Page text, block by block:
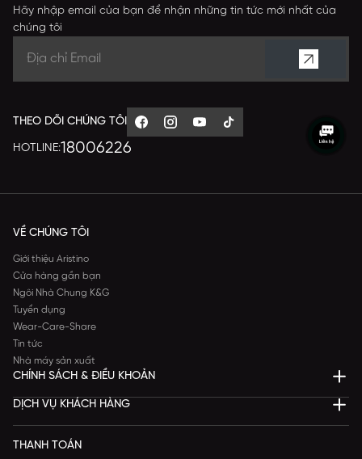
Hãy nhập email của bạn để nhận những tin tức mới nhất của
chúng tôi
THEO DÕI CHÚNG TÔI
HOTLINE:18006226
VỀ CHÚNG TÔI
Giới thiệu Aristino
Cửa hàng gần bạn
Ngôi Nhà Chung K&G
Tuyển dụng
Wear-Care-Share
Tin tức
Nhà máy sản xuất
CHÍNH SÁCH & ĐIỀU KHOẢN
DỊCH VỤ KHÁCH HÀNG
THANH TOÁN